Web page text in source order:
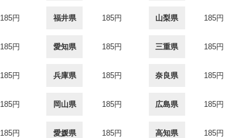
185円 福井県 185円 山梨県 185円
185円 愛知県 185円 三重県 185円
185円 兵庫県 185円 奈良県 185円
185円 岡山県 185円 広島県 185円
185円 愛媛県 185円 高知県 185円